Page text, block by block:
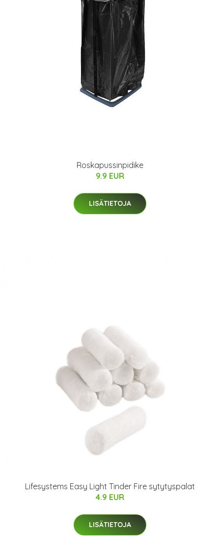
Roskapussinpidike
9.9 EUR
LISÄTIETOJA
Lifesystems Easy Light Tinder Fire sytytyspalat
4.9 EUR
LISÄTIETOJA